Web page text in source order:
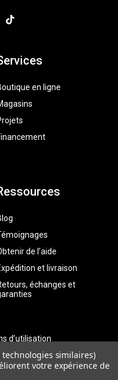
en ligne
de l’aide
et livraison
échanges et
d’utilisation
similaires)
votre expérience de